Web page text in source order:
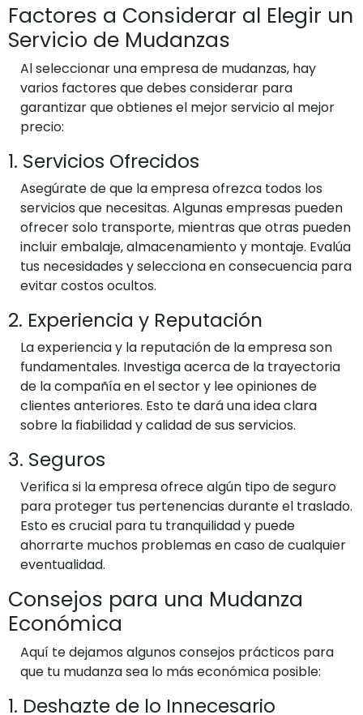
Factores a Considerar al Elegir un
Servicio de Mudanzas
Al seleccionar una empresa de mudanzas, hay
varios factores que debes considerar para
garantizar que obtienes el mejor servicio al mejor
precio:
1. Servicios Ofrecidos
Asegúrate de que la empresa ofrezca todos los
servicios que necesitas. Algunas empresas pueden
ofrecer solo transporte, mientras que otras pueden
incluir embalaje, almacenamiento y montaje. Evalúa
tus necesidades y selecciona en consecuencia para
evitar costos ocultos.
2. Experiencia y Reputación
La experiencia y la reputación de la empresa son
fundamentales. Investiga acerca de la trayectoria
de la compañía en el sector y lee opiniones de
clientes anteriores. Esto te dará una idea clara
sobre la fiabilidad y calidad de sus servicios.
3. Seguros
Verifica si la empresa ofrece algún tipo de seguro
para proteger tus pertenencias durante el traslado.
Esto es crucial para tu tranquilidad y puede
ahorrarte muchos problemas en caso de cualquier
eventualidad.
Consejos para una Mudanza
Económica
Aquí te dejamos algunos consejos prácticos para
que tu mudanza sea lo más económica posible:
1. Deshazte de lo Innecesario